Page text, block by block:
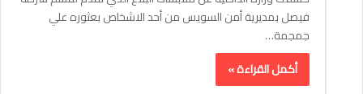
فيصل بمديرية أمن السويس من أحد الاشخاص بعثوره علي
جمجمة…
أكمل القراءة »